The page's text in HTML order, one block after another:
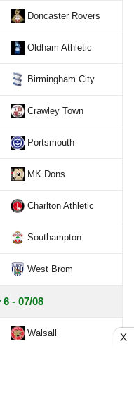
Doncaster Rovers
Oldham Athletic
Birmingham City
Crawley Town
Portsmouth
MK Dons
Charlton Athletic
Southampton
West Brom
- 07/08
Walsall X